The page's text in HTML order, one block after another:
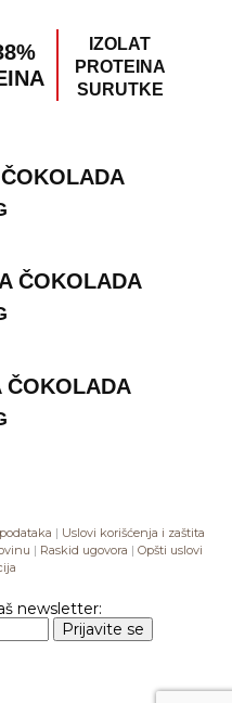
IZOLAT
PROTEINA
SURUTKE
ČOKOLADA
ČOKOLADA
| Uslovi korišćenja i zaštita
| Raskid ugovora | Opšti uslovi
newsletter: